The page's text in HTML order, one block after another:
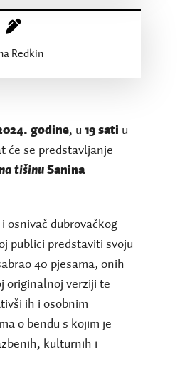
Redkin
godine, u19 sati u
će se predstavljanje
tišinu Sanina
osnivač dubrovačkog
publici predstaviti svoju
40 pjesama, onih
originalnoj verziji te
ih i osobnim
o bendu s kojim je
kulturnih i